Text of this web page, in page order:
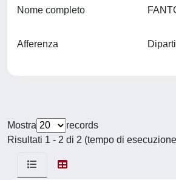
Nome completo
Afferenza
Mostra
records
Risultati 1 - 2 di 2 (tempo di